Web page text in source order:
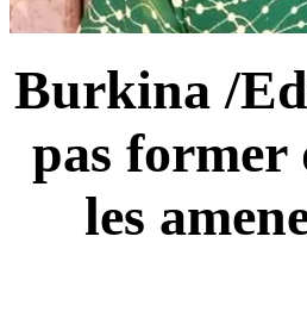
Burkina /
pas former
les